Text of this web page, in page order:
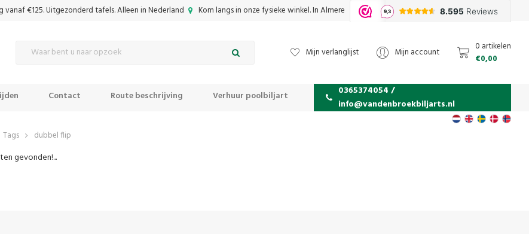
vanaf €125. Uitgezonderd tafels. Alleen in Nederland Kom langs in onze fysieke winkel. In Almere
Mijn verlanglijst Mijn account
0 artikelen
€0,00
Contact Route beschrijving Verhuur poolbiljart
0365374054 /
info@vandenbroekbiljarts.nl
Tags dubbel flip
gevonden!...